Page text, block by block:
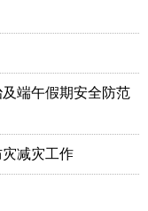
端午假期安全防范
减灾工作